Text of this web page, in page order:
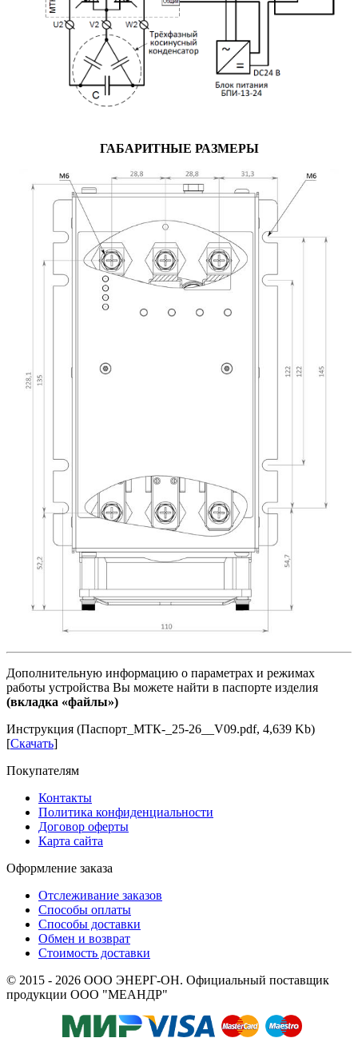
ГАБАРИТНЫЕ РАЗМЕРЫ
Дополнительную информацию о параметрах и режимах
работы устройства Вы можете найти в паспорте изделия
(вкладка «файлы»)
Инструкция (Паспорт_МТК-_25-26__V09.pdf, 4,639 Kb)
[Скачать]
Покупателям
Контакты
Политика конфиденциальности
Договор оферты
Карта сайта
Оформление заказа
Отслеживание заказов
Способы оплаты
Способы доставки
Обмен и возврат
Стоимость доставки
© 2015 - 2026 ООО ЭНЕРГ-ОН. Официальный поставщик
продукции ООО "МЕАНДР"